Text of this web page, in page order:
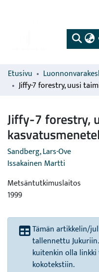
Etusivu
Jiffy-7 forestry,
Sandberg, Lars-Ove
Issakainen Martti
Metsäntutkimuslaitos
1999
Tämän artikkelin/
tallennettu
kuitenkin olla
kokotekstiin.